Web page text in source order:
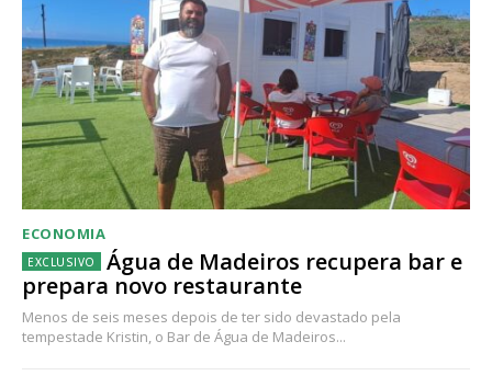
ECONOMIA
Água de Madeiros recupera bar e
prepara novo restaurante
Menos de seis meses depois de ter sido devastado pela
tempestade Kristin, o Bar de Água de Madeiros...